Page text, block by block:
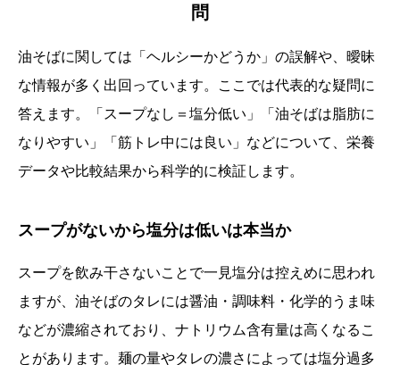
問
油そばに関しては「ヘルシーかどうか」の誤解や、曖昧
な情報が多く出回っています。ここでは代表的な疑問に
答えます。「スープなし＝塩分低い」「油そばは脂肪に
なりやすい」「筋トレ中には良い」などについて、栄養
データや比較結果から科学的に検証します。
スープがないから塩分は低いは本当か
スープを飲み干さないことで一見塩分は控えめに思われ
ますが、油そばのタレには醤油・調味料・化学的うま味
などが濃縮されており、ナトリウム含有量は高くなるこ
とがあります。麺の量やタレの濃さによっては塩分過多